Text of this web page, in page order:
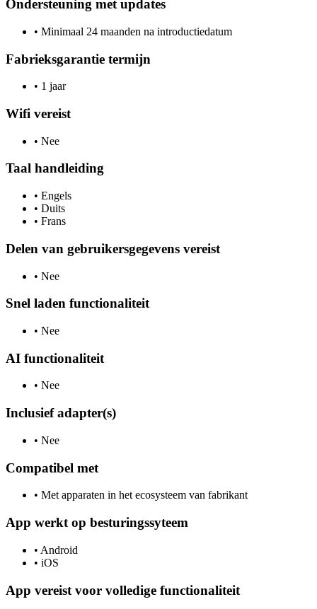
Ondersteuning met updates
• Minimaal 24 maanden na introductiedatum
Fabrieksgarantie termijn
• 1 jaar
Wifi vereist
• Nee
Taal handleiding
• Engels
• Duits
• Frans
Delen van gebruikersgegevens vereist
• Nee
Snel laden functionaliteit
• Nee
AI functionaliteit
• Nee
Inclusief adapter(s)
• Nee
Compatibel met
• Met apparaten in het ecosysteem van fabrikant
App werkt op besturingssyteem
• Android
• iOS
App vereist voor volledige functionaliteit